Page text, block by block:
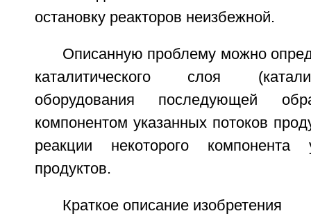
остановку реакторов неизбежной.
Описанную проблему можно
каталитического слоя
оборудования последующей
компонентом указанных потоков
реакции некоторого компонента
продуктов.
Краткое описание изобретения